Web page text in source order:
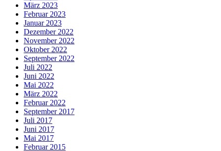
März 2023
Februar 2023
Januar 2023
Dezember 2022
November 2022
Oktober 2022
September 2022
Juli 2022
Juni 2022
Mai 2022
März 2022
Februar 2022
September 2017
Juli 2017
Juni 2017
Mai 2017
Februar 2015